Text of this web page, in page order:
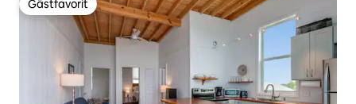
Gästfavorit
Gästfavorit